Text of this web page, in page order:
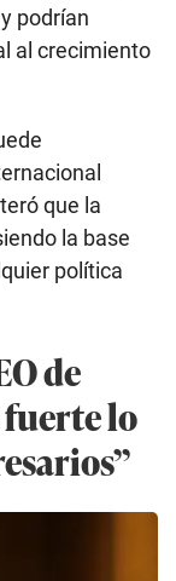
podrían
al crecimiento
que la
la base
política
de
fuerte lo